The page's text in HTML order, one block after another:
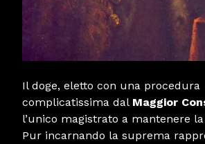
Il doge, eletto con una procedura
complicatissima dal Maggior
l’unico magistrato a mantenere
Pur incarnando la suprema